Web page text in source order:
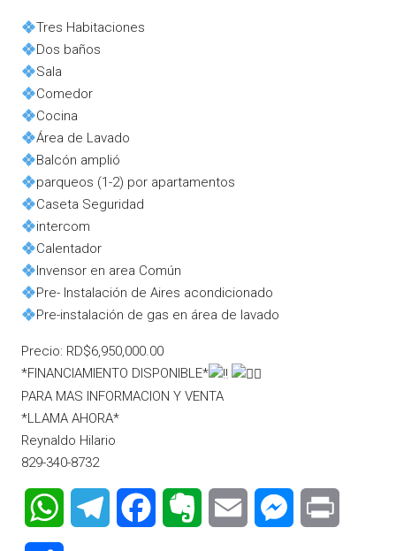
Tres Habitaciones
Dos baños
Sala
Comedor
Cocina
Área de Lavado
Balcón amplió
parqueos (1-2) por apartamentos
Caseta Seguridad
intercom
Calentador
Invensor en area Común
Pre- Instalación de Aires acondicionado
Pre-instalación de gas en área de lavado
Precio: RD$6,950,000.00
*FINANCIAMIENTO DISPONIBLE*
PARA MAS INFORMACION Y VENTA
*LLAMA AHORA*
Reynaldo Hilario
829-340-8732
WhatsAppTelegram FacebookEvernote Email Messenger